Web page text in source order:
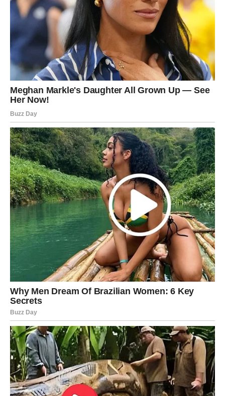
izbegavajte nepotrebne troškove.
Poruka sedmice:Vaša intuicija zna istinu – poslušajte je.
Lav– PRIZNANJE I NAGRADA
Lav ulazi u fazu u kojoj se trud konačno primećuje.
U ljubavi, dolazi romantičan obrt ili priznanje koje vam
vraća osmeh. Slobodni Lavovi mogu doživeti iznenadni
flert koji prerasta u ozbiljniju priču.
Na poslu, moguće je unapređenje, pohvala ili nova
ponuda. Finansijski, sedmica nosi pozitivne promene, ali
nemojte trošiti više nego što je potrebno.
Poruka sedmice:Kada verujete u sebe, drugi vas prate.
Devica
– JASNOĆA I
ORGANIZACIJA
Devica ulazi u sedmicu sa potrebom da sve posloži.
U ljubavi, dolazi razgovor koji donosi sigurnost. Slobodne
Device mogu upoznati osobu kroz posao ili svakodnevne
obaveze.
Poslovno, organizacija i detalji su vaša prednost.
Finansijski, držite se plana i izbegavajte rizične poteze.